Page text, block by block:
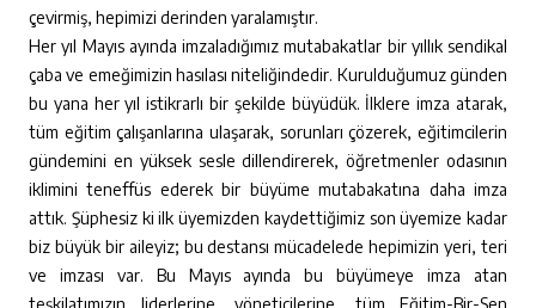
çevirmiş, hepimizi derinden yaralamıştır.
Her yıl Mayıs ayında imzaladığımız mutabakatlar bir yıllık sendikal
çaba ve emeğimizin hasılası niteliğindedir. Kurulduğumuz günden
bu yana her yıl istikrarlı bir şekilde büyüdük. İlklere imza atarak,
tüm eğitim çalışanlarına ulaşarak, sorunları çözerek, eğitimcilerin
gündemini en yüksek sesle dillendirerek, öğretmenler odasının
iklimini teneffüs ederek bir büyüme mutabakatına daha imza
attık. Şüphesiz ki ilk üyemizden kaydettiğimiz son üyemize kadar
biz büyük bir aileyiz; bu destansı mücadelede hepimizin yeri, teri
ve imzası var. Bu Mayıs ayında bu büyümeye imza atan
teşkilatımızın liderlerine, yöneticilerine, tüm Eğitim-Bir-Sen